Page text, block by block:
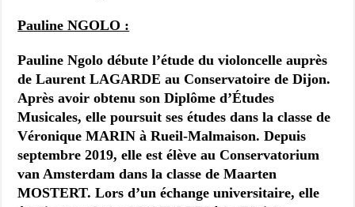
Pauline NGOLO :
Pauline Ngolo débute l’étude du violoncelle auprès
de Laurent LAGARDE au Conservatoire de Dijon.
Après avoir obtenu son Diplôme d’Études
Musicales, elle poursuit ses études dans la classe de
Véronique MARIN à Rueil-Malmaison. Depuis
septembre 2019, elle est élève au Conservatorium
van Amsterdam dans la classe de Maarten
MOSTERT. Lors d’un échange universitaire, elle